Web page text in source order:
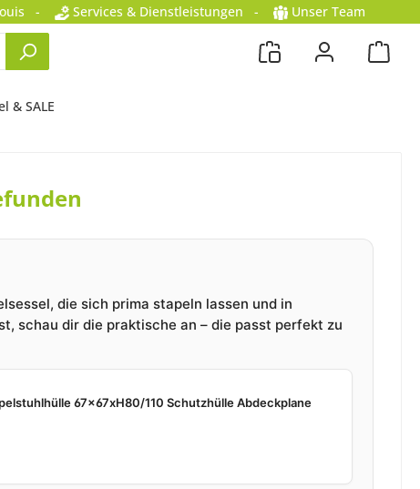
- Services & Dienstleistungen - Unser Team
& SALE
die sich prima stapeln lassen und in
schau dir die praktische an – die passt perfekt zu
67x67xH80/110 Schutzhülle Abdeckplane